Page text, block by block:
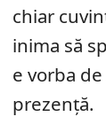
chiar
inima să
e vorba
prezență.